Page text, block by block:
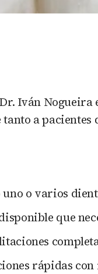
Iván Nogueira
a pacientes
o varios
que
rápidas